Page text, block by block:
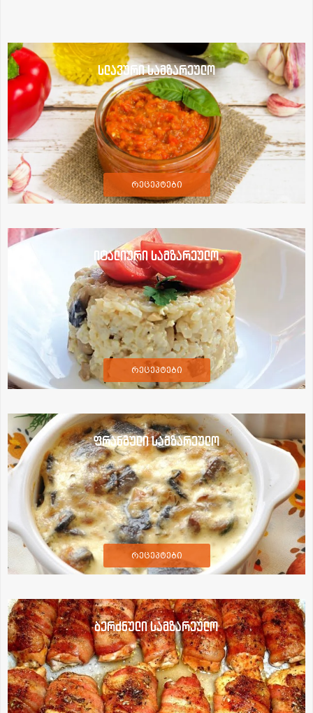
სლავური სამზარეულო
რეცეპტები
იტალიური სამზარეულო
რეცეპტები
ფრანგული სამზარეულო
რეცეპტები
ბერძნული სამზარეულო